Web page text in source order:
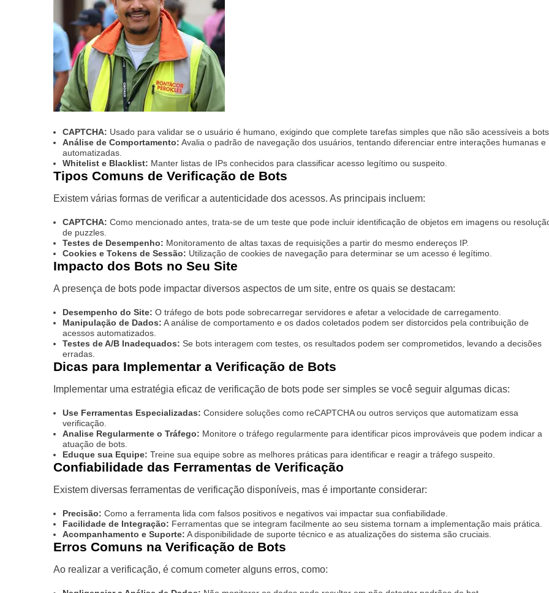
CAPTCHA: Usado para validar se o usuário é humano, exigindo que complete tarefas simples que não são acessíveis a
Análise de Comportamento: Avalia o padrão de navegação dos usuários, tentando diferenciar entre interações humanas e
automatizadas.
Whitelist e Blacklist: Manter listas de IPs conhecidos para classificar acesso legítimo ou suspeito.
Tipos Comuns de Verificação de Bots
Existem várias formas de verificar a autenticidade dos acessos. As principais incluem:
CAPTCHA: Como mencionado antes, trata-se de um teste que pode incluir identificação de objetos em imagens ou
de puzzles.
Testes de Desempenho: Monitoramento de altas taxas de requisições a partir do mesmo endereços IP.
Cookies e Tokens de Sessão: Utilização de cookies de navegação para determinar se um acesso é legítimo.
Impacto dos Bots no Seu Site
A presença de bots pode impactar diversos aspectos de um site, entre os quais se destacam:
Desempenho do Site: O tráfego de bots pode sobrecarregar servidores e afetar a velocidade de carregamento.
Manipulação de Dados: A análise de comportamento e os dados coletados podem ser distorcidos pela contribuição de
acessos automatizados.
Testes de A/B Inadequados: Se bots interagem com testes, os resultados podem ser comprometidos, levando a decisões
erradas.
Dicas para Implementar a Verificação de Bots
Implementar uma estratégia eficaz de verificação de bots pode ser simples se você seguir algumas dicas:
Use Ferramentas Especializadas: Considere soluções como reCAPTCHA ou outros serviços que automatizam essa
verificação.
Analise Regularmente o Tráfego: Monitore o tráfego regularmente para identificar picos improváveis que podem indicar a
atuação de bots.
Eduque sua Equipe: Treine sua equipe sobre as melhores práticas para identificar e reagir a tráfego suspeito.
Confiabilidade das Ferramentas de Verificação
Existem diversas ferramentas de verificação disponíveis, mas é importante considerar:
Precisão: Como a ferramenta lida com falsos positivos e negativos vai impactar sua confiabilidade.
Facilidade de Integração: Ferramentas que se integram facilmente ao seu sistema tornam a implementação mais prática.
Acompanhamento e Suporte: A disponibilidade de suporte técnico e as atualizações do sistema são cruciais.
Erros Comuns na Verificação de Bots
Ao realizar a verificação, é comum cometer alguns erros, como: